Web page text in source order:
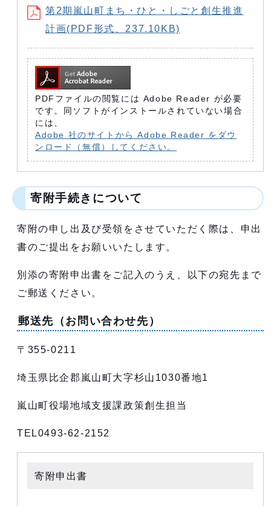
第2期嵐山町まち・ひと・しごと創生推進
計画(PDF形式、237.10KB)
PDFファイルの閲覧には Adobe Reader が必要
です。同ソフトがインストールされていない場合
には、
Adobe 社のサイトから Adobe Reader をダウ
ンロード（無償）してください。
寄附手続きについて
寄附の申し出及び受領をさせていただく際は、申出
書のご提出をお願いいたします。
別添の寄附申出書をご記入のうえ、以下の宛先まで
ご郵送ください。
郵送先（お問い合わせ先）
〒355-0211
埼玉県比企郡嵐山町大字杉山1030番地1
嵐山町役場地域支援課政策創生担当
TEL0493-62-2152
寄附申出書